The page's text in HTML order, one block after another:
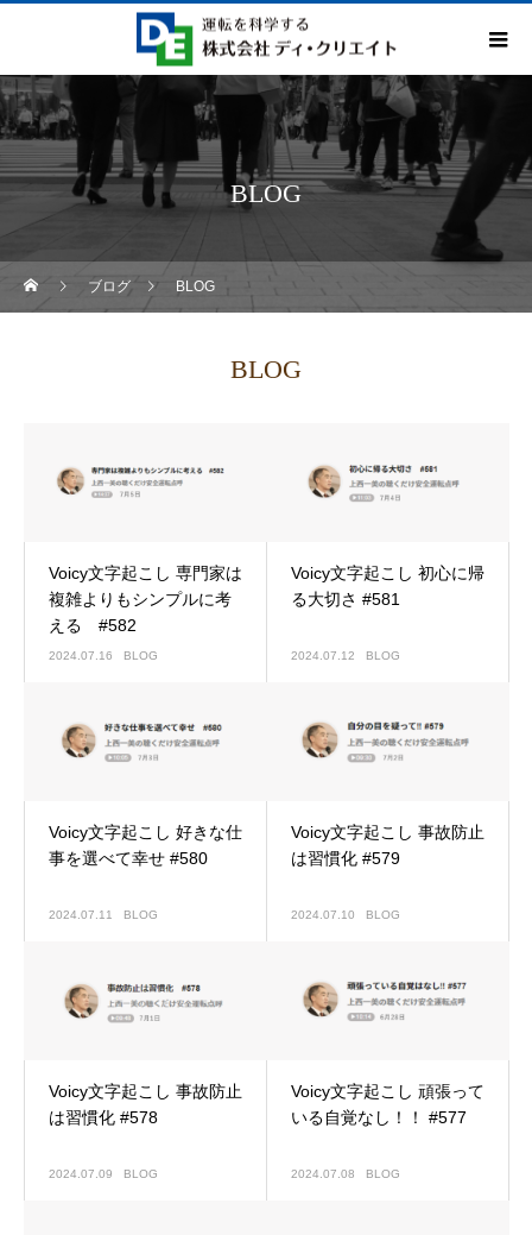
BLOG
ブログ BLOG
BLOG
Voicy文字起こし 専門家は
複雑よりもシンプルに考
える #582
2024.07.16 BLOG
Voicy文字起こし 初心に帰
る大切さ #581
2024.07.12 BLOG
Voicy文字起こし 好きな仕
事を選べて幸せ #580
2024.07.11 BLOG
Voicy文字起こし 事故防止
は習慣化 #579
2024.07.10 BLOG
Voicy文字起こし 事故防止
は習慣化 #578
2024.07.09 BLOG
Voicy文字起こし 頑張って
いる自覚なし！！ #577
2024.07.08 BLOG